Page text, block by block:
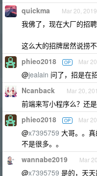
quickma Mar 20, 2019
我佛了，现在大厂的招
这么大的招牌居然说捞不
phieo2018 OP Mar
@jealain 问了，招是在
Ncanback Mar 20,
前端来写小程序么？还
phieo2018 OP Mar
@x7395759 大哥。。
不是很多。。
wannabe2019 Mar
@x7395759 是的，天